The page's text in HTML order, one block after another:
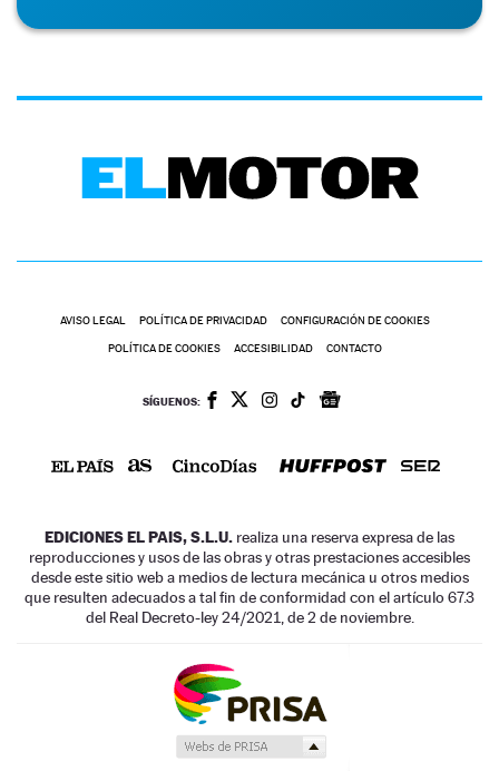
AVISO LEGAL POLÍTICA DE PRIVACIDAD CONFIGURACIÓN DE COOKIES
POLÍTICA DE COOKIES ACCESIBILIDAD CONTACTO
SÍGUENOS:
EDICIONES EL PAIS, S.L.U. realiza una reserva expresa de las
reproducciones y usos de las obras y otras prestaciones accesibles
desde este sitio web a medios de lectura mecánica u otros medios
que resulten adecuados a tal fin de conformidad con el artículo 67.3
del Real Decreto-ley 24/2021, de 2 de noviembre.